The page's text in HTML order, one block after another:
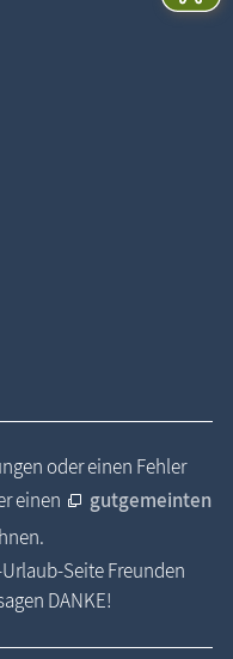
oder einen Fehler
einen
gutgemeinten
Seite Freunden
DANKE!